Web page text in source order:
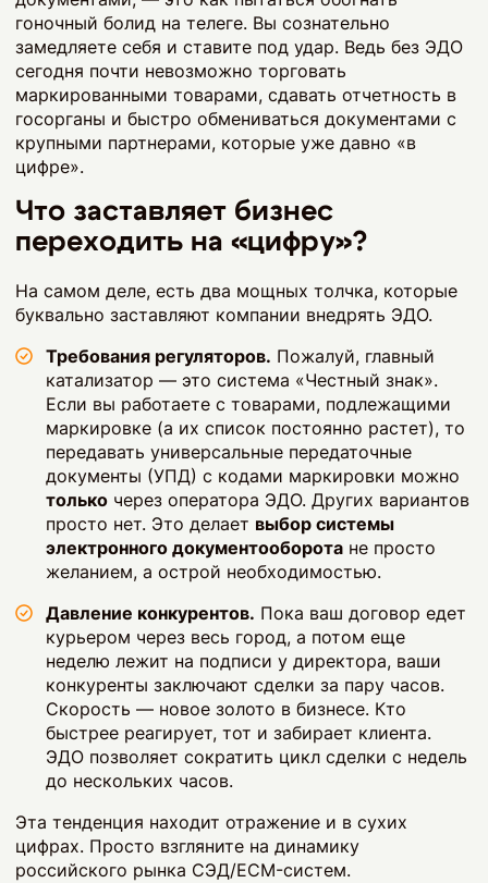
гоночный болид на телеге. Вы сознательно
замедляете себя и ставите под удар. Ведь без ЭДО
сегодня почти невозможно торговать
маркированными товарами, сдавать отчетность в
госорганы и быстро обмениваться документами с
крупными партнерами, которые уже давно «в
цифре».
Что заставляет бизнес
переходить на «цифру»?
На самом деле, есть два мощных толчка, которые
буквально заставляют компании внедрять ЭДО.
Требования регуляторов. Пожалуй, главный
катализатор — это система «Честный знак».
Если вы работаете с товарами, подлежащими
маркировке (а их список постоянно растет), то
передавать универсальные передаточные
документы (УПД) с кодами маркировки можно
только через оператора ЭДО. Других вариантов
просто нет. Это делает выбор системы
электронного документооборота не просто
желанием, а острой необходимостью.
Давление конкурентов. Пока ваш договор едет
курьером через весь город, а потом еще
неделю лежит на подписи у директора, ваши
конкуренты заключают сделки за пару часов.
Скорость — новое золото в бизнесе. Кто
быстрее реагирует, тот и забирает клиента.
ЭДО позволяет сократить цикл сделки с недель
до нескольких часов.
Эта тенденция находит отражение и в сухих
цифрах. Просто взгляните на динамику
российского рынка СЭД/ECM-систем.